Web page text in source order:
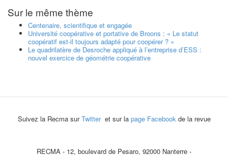
Sur le même thème
Centenaire, scientifique et engagée
Université coopérative et portative de Broons : « Le statut
coopératif est-il toujours adapté pour coopérer ? »
Le quadrilatère de Desroche appliqué à l’entreprise d’ESS :
nouvel exercice de géométrie coopérative
Suivez la Recma surTwitter et sur la page Facebook de la revue
RECMA - 12, boulevard de Pesaro, 92000 Nanterre -